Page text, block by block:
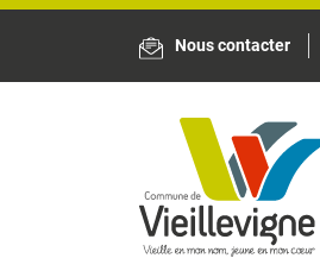
Nous contacter
Panneau de gestion des cookies